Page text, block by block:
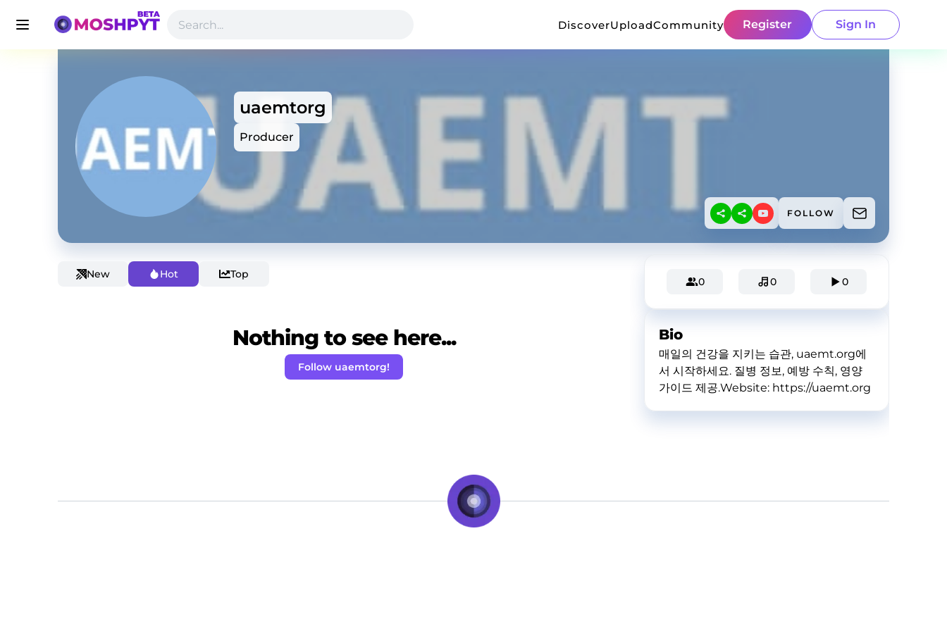
DiscoverUploadCommunity Register Sign In
uaemtorg
Producer
FOLLOW
New Hot Top
Nothing to see here...
Follow uaemtorg!
0 0 0
Bio
매일의 건강을 지키는 습관, uaemt.org에
서 시작하세요. 질병 정보, 예방 수칙, 영양
가이드 제공.Website: https://uaemt.org